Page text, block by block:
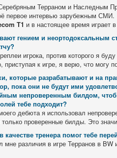
Терраном и Наследным
первое интервью зарубежным СМИ.
T1 и в настоящее время играет
гением и неортодоксальным
игрока, против которого я
приступая к игре, я верю, что могу
которые разрабатывают и на
пока они не будут ими
непроверенным билдом,
тебе подходит?
дебюта я использовал
проверенные билды. Это
качестве тренера помог тебе
мне различия в игре Терранов в BW